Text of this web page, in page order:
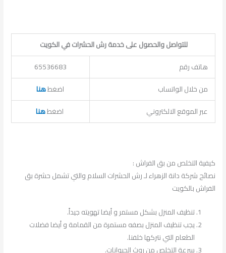
للتواصل والحصول على خدمة رش الحشرات في الكويت
هاتف رقم
65536683
من خلال الواتساب
اضغطهنا
عبر الموقع الالكتروني
اضغطهنا
كيفية التخلص من بق الفراش :
نصائح شركة دانة الزهراء لـ رش الحشرات السلام والتي تشمل حشرة بق
الفراش بالكويت
تنظيف المنزل بشكل مستمر و أيضا تهويته جيداً.
يجب تنظيف المنزل بصفه مستمرة من القمامة و أيضا فضلات
الطعام التي نتركها خلفنا.
سرعة التخلص من روث الحيوانات.